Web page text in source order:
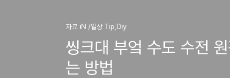
자료 iN /일상 Tip,Diy
씽크대 부엌 수도 수전
는 방법